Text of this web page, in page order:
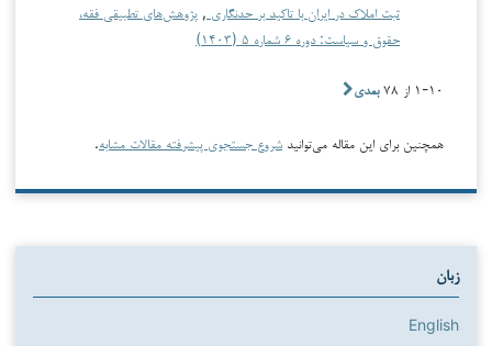
ثبت املاک در ایران با تاکید بر حدنگاری , پژوهش‌های تطبیقی فقه،
حقوق و سیاست: دوره ۶ شماره ۵ (۱۴۰۳)
۱-۱۰ از ۷۸ بعدی
همچنین برای این مقاله می‌توانید شروع جستجوی پیشرفته مقالات مشابه.
زبان
English